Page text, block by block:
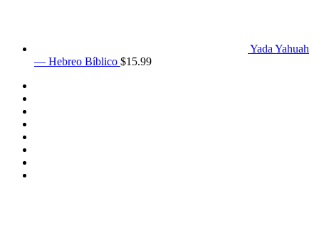
Yada Yahuah
— Hebreo Bíblico $15.99